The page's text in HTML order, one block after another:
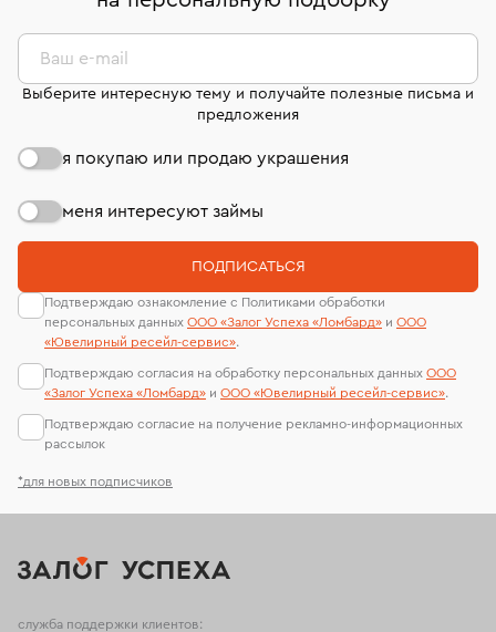
дней на возврат. Детальные условия возврата
комиссионных украшений и часов смотрите на
странице«Возврат украшений»
сертификаты МГУ и других геммологических
лабораторий
*для новых подписчиков
Ваш e-mail
Выберите интересную тему и получайте полезные письма и
предложения
я покупаю или продаю украшения
меня интересуют займы
ПОДПИСАТЬСЯ
Подтверждаю ознакомление с Политиками обработки
персональных данных ООО «Залог Успеха «Ломбард» и ООО
«Ювелирный ресейл-сервиc».
Подтверждаю согласия на обработку персональных данных ООО
«Залог Успеха «Ломбард» и ООО «Ювелирный ресейл-сервиc».
Подтверждаю согласие на получение рекламно-информационных
рассылок
служба поддержки клиентов: